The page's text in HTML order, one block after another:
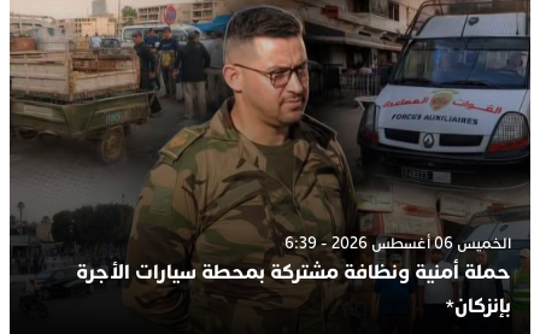
الخميس 06 أغسطس 2026 - 6:39
حملة أمنية ونظافة مشتركة بمحطة سيارات الأجرة
بإنزكان*